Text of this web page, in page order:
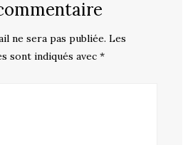
ne sera pas publiée. Les
sont indiqués avec *